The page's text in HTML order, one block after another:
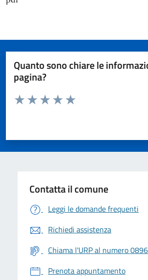
Quanto sono chiare le
pagina?
Valuta da 1 a 5 stelle la pagina
Contatta il comune
Leggi le domande frequenti
Richiedi assistenza
Chiama l'URP al numero
Prenota appuntamento